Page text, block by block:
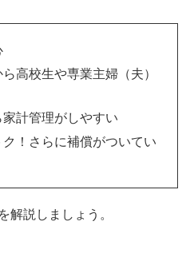
高校生や専業主婦（夫）
計管理がしやすい
！さらに補償がついてい
解説しましょう。